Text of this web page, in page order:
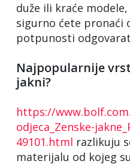
duže ili kraće
sigurno ćete pronaći
potpunosti
Najpopularnije
jakni?
https://
odjeca_Zenske-
49101.html razlikuju
materijalu od kojeg